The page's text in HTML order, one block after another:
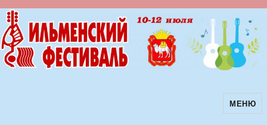
Ильменский фестиваль авторскойМЕНЮ